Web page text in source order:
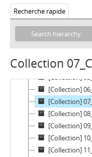
Recherche rapide
Collection
[CIRA] C -
[Collection]
[Collection]
[Collection]
[Collection]
[Collection]
[Collection]
[Collection]
[Collection]
[Collection]
[Collection]